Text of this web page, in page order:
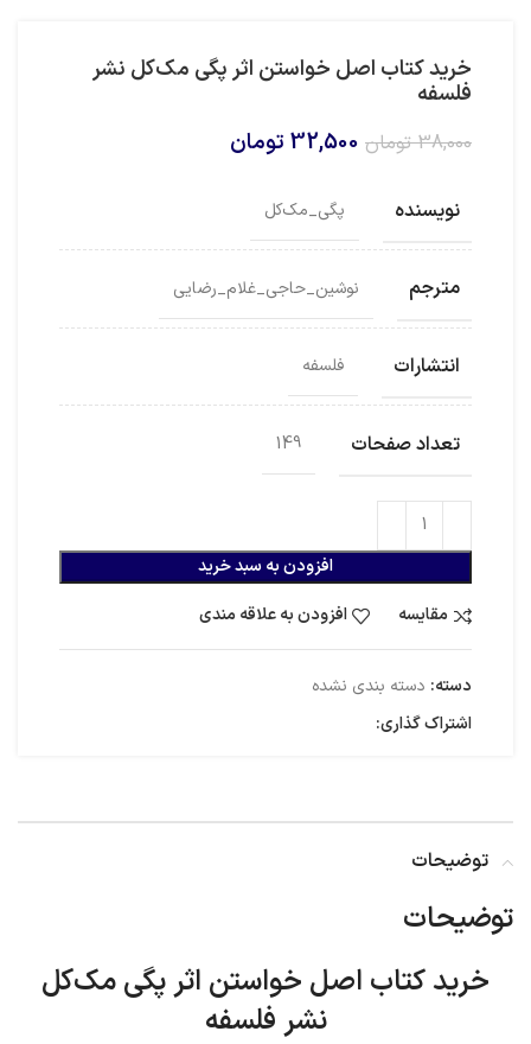
خرید کتاب اصل خواستن اثر پگی مک‌کل نشر
فلسفه
38,000 تومان قیمت
بود.
32,500 تومان
نویسنده پگی_مک‌کل
مترجم نوشین_حاجی_غلام_رضایی
انتشارات فلسفه
تعداد صفحات 149
افزودن به سبد خرید
مقایسه
افزودن به علاقه مندی
دسته: دسته بندی نشده
اشتراک گذاری:
توضیحات
توضیحات
خرید کتاب اصل خواستن اثر پگی مک‌کل
نشر فلسفه